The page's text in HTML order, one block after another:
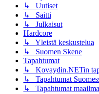
↳ Uutiset
↳ Saitti
↳ Julkaisut
Hardcore
↳ Yleistä keskustelua
↳ Suomen Skene
Tapahtumat
↳ Kovaydin.NETin
↳ Tapahtumat
↳ Tapahtumat